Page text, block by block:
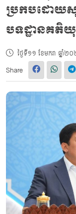
ប្រកបដោយ
បទដ្ឋានគ
ថ្ងៃទី១១ ខែមករា ឆ្ន
Share